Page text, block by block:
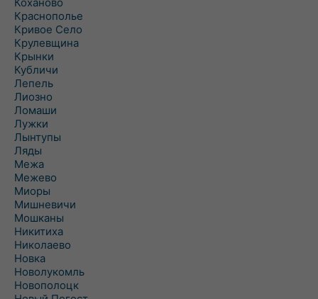
Краснополье
Кривое Село
Крулевщина
Крынки
Кубличи
Лепель
Лиозно
Ломаши
Лужки
Лынтупы
Ляды
Межа
Межево
Миоры
Мишневичи
Мошканы
Никитиха
Николаево
Новка
Новолукомль
Новополоцк